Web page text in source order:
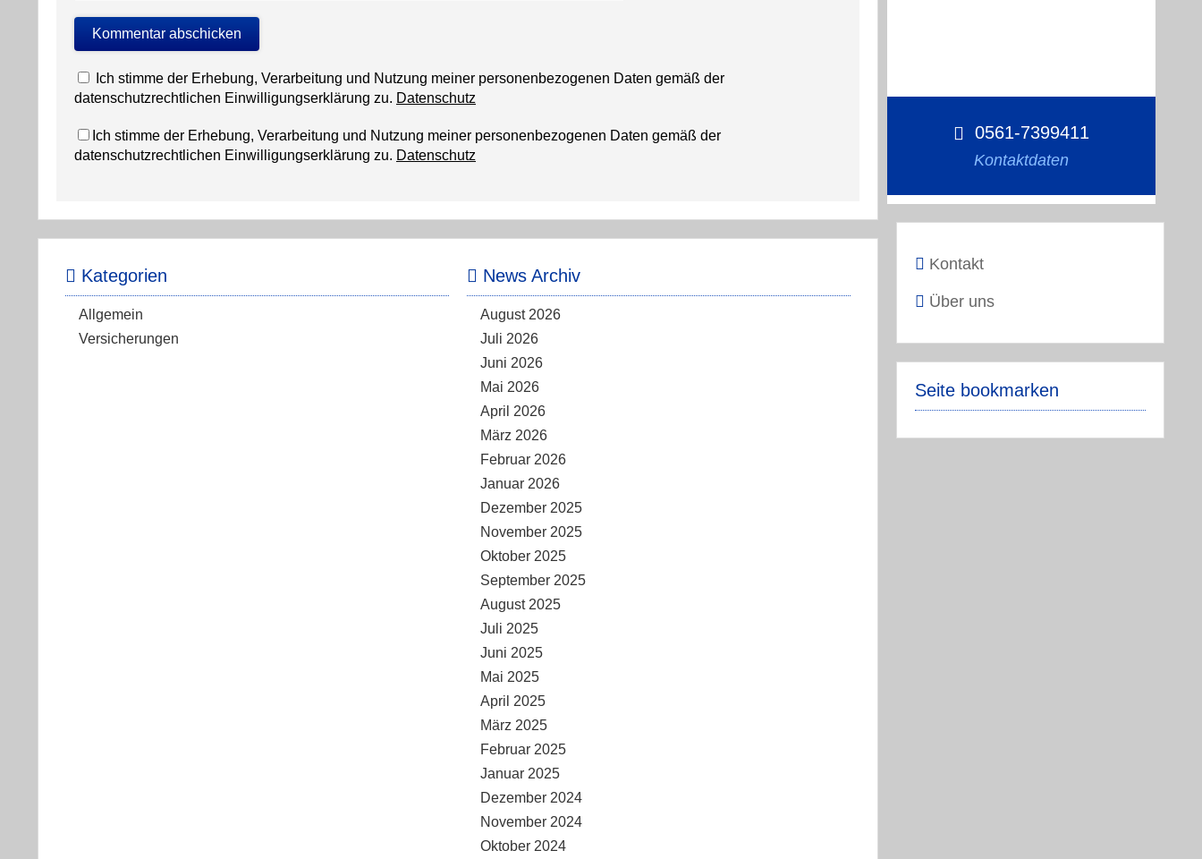
0561-7399411
Kontaktdaten
Kontakt
Über uns
Seite bookmarken
Ich stimme der Erhebung, Verarbeitung und Nutzung meiner personenbezogenen Daten gemäß der
datenschutzrechtlichen Einwilligungserklärung zu. Datenschutz
Ich stimme der Erhebung, Verarbeitung und Nutzung meiner personenbezogenen Daten gemäß der
datenschutzrechtlichen Einwilligungserklärung zu. Datenschutz
Kategorien
Allgemein
Versicherungen
News Archiv
August 2026
Juli 2026
Juni 2026
Mai 2026
April 2026
März 2026
Februar 2026
Januar 2026
Dezember 2025
November 2025
Oktober 2025
September 2025
August 2025
Juli 2025
Juni 2025
Mai 2025
April 2025
März 2025
Februar 2025
Januar 2025
Dezember 2024
November 2024
Oktober 2024